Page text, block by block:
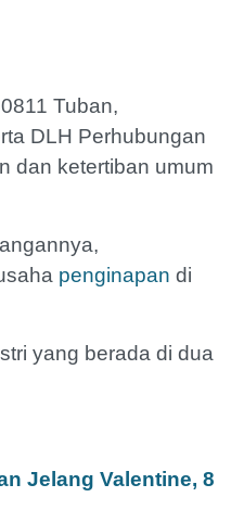
Tuban,
DLH Perhubungan
dan ketertiban umum
penginapan di
yang berada di dua
Jelang Valentine, 8